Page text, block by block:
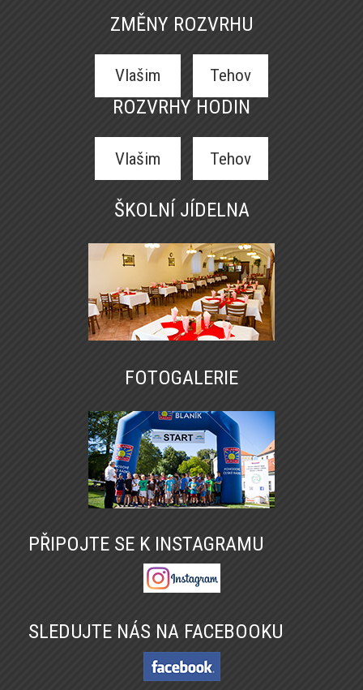
ZMĚNY ROZVRHU
Vlašim Tehov
ROZVRHY HODIN
Vlašim Tehov
ŠKOLNÍ JÍDELNA
FOTOGALERIE
PŘIPOJTE SE K INSTAGRAMU
SLEDUJTE NÁS NA FACEBOOKU